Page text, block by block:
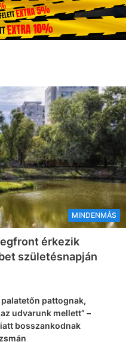
MINDENMÁS
érkezik
születésnapján
palatetőn pattognak,
udvarunk mellett” –
bosszankodnak